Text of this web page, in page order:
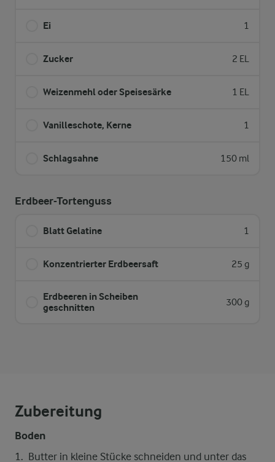
Ei 1
Zucker 2 EL
Weizenmehl oder Speisesärke 1 EL
Vanilleschote, Kerne 1
Schlagsahne 150 ml
Erdbeer-Tortenguss
Blatt Gelatine 1
Konzentrierter Erdbeersaft 25 g
Erdbeeren in Scheiben
geschnitten
300 g
Zubereitung
Boden
Butter in kleine Stücke schneiden und unter das